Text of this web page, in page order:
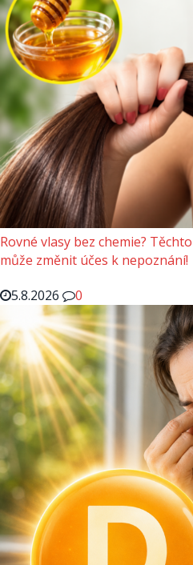
Rovné vlasy bez chemie?
může změnit účes k nepoznání!
5.8.2026
0